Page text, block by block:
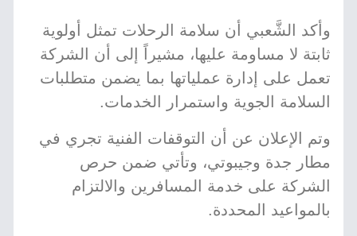
وأكد الشَّعبي أن سلامة الرحلات تمثل أولوية
ثابتة لا مساومة عليها، مشيراً إلى أن الشركة
تعمل على إدارة عملياتها بما يضمن متطلبات
السلامة الجوية واستمرار الخدمات.
وتم الإعلان عن أن التوقفات الفنية تجري في
مطار جدة وجيبوتي، وتأتي ضمن حرص
الشركة على خدمة المسافرين والالتزام
بالمواعيد المحددة.